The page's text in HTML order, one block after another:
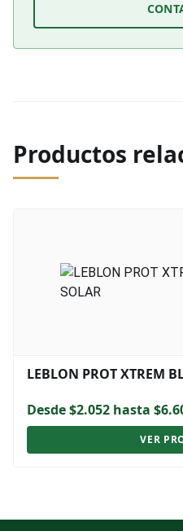
Productos
LEBLON PROT XTREM
Desde $2.052 hasta
VER